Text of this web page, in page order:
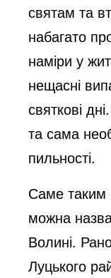
святам та
набагато
наміри у
нещасні
святкові
та сама
пильності.
Саме
можна
Волині.
Луцького